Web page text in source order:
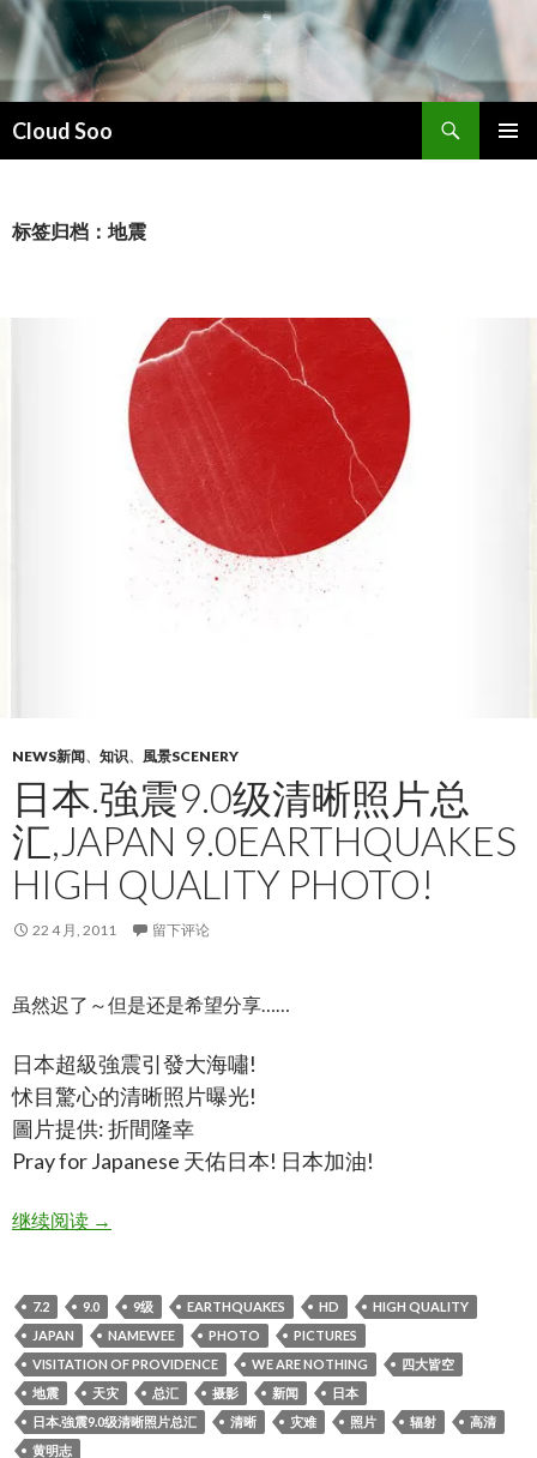
Cloud Soo
索
文
标签归档：地震
NEWS新闻、 知识、 風景SCENERY
日本.強震9.0级清晰照片总
汇,JAPAN 9.0EARTHQUAKES
HIGH QUALITY PHOTO!
22 4 月, 2011 留下评论
虽然迟了～但是还是希望分享……
日本超級強震引發大海嘯!
怵目驚心的清晰照片曝光!
圖片提供: 折間隆幸
Pray for Japanese 天佑日本! 日本加油!
继续阅读日本.強震9.0级清晰照片总汇,japan 9.0earthquakes
→
7.2 9.0 9级 EARTHQUAKES HD
HIGH QUALITY
JAPAN
NAMEWEE PHOTO
PICTURES
VISITATION OF PROVIDENCE
WE ARE NOTHING
四大皆空
地震
天灾 总汇 摄影 新闻
日本
日本.強震9.0级清晰照片总汇
清晰 灾难 照片 辐射
高清
黄明志